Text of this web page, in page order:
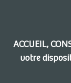
ACCUEIL,
votre